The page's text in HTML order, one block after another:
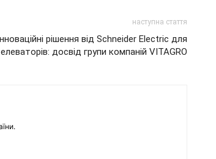
наступна стаття
рішення від Schneider Electric для
елеваторів: досвід групи компаній VITAGRO